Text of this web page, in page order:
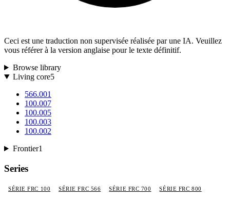
Ceci est une traduction non supervisée réalisée par une IA. Veuillez
vous référer à la version anglaise pour le texte définitif.
Browse library
Living core5
566.001
100.007
100.005
100.003
100.002
Frontier1
Series
SÉRIE FRC 100 SÉRIE FRC 566 SÉRIE FRC 700 SÉRIE FRC 800